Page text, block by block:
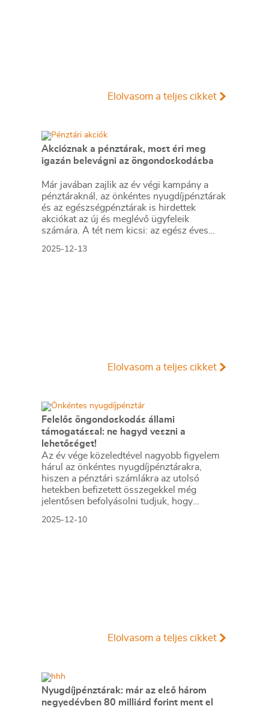
Elolvasom a teljes cikket
Akcióznak a pénztárak, most éri meg
igazán belevágni az öngondoskodásba
Már javában zajlik az év végi kampány a
pénztáraknál, az önkéntes nyugdíjpénztárak
és az egészségpénztárak is hirdettek
akciókat az új és meglévő ügyfeleik
számára. A tét nem kicsi: az egész éves
visszatérítést is lehet kapni, emellett most
2025-12-13
Elolvasom a teljes cikket
Felelős öngondoskodás állami
támogatással: ne hagyd veszni a
lehetőséget!
Az év vége közeledtével nagyobb figyelem
hárul az önkéntes nyugdíjpénztárakra,
hiszen a pénztári számlákra az utolsó
hetekben befizetett összegekkel még
jelentősen befolyásolni tudjuk, hogy
jogosultak a következő évben. Ezt minden
2025-12-10
Elolvasom a teljes cikket
Nyugdíjpénztárak: már az első három
negyedévben 80 milliárd forint ment el